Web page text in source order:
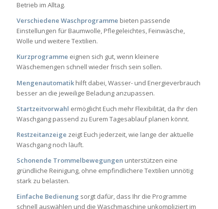
Betrieb im Alltag.
Verschiedene Waschprogramme bieten passende
Einstellungen für Baumwolle, Pflegeleichtes, Feinwäsche,
Wolle und weitere Textilien.
Kurzprogramme eignen sich gut, wenn kleinere
Wäschemengen schnell wieder frisch sein sollen.
Mengenautomatikhilft dabei, Wasser- und Energieverbrauch
besser an die jeweilige Beladung anzupassen.
Startzeitvorwahl ermöglicht Euch mehr Flexibilität, da Ihr den
Waschgang passend zu Eurem Tagesablauf planen könnt.
Restzeitanzeige zeigt Euch jederzeit, wie lange der aktuelle
Waschgang noch läuft.
Schonende Trommelbewegungen unterstützen eine
gründliche Reinigung, ohne empfindlichere Textilien unnötig
stark zu belasten.
Einfache Bedienung sorgt dafür, dass Ihr die Programme
schnell auswählen und die Waschmaschine unkompliziert im